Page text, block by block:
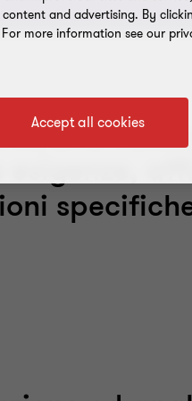
una
and advertising. By
more information see our
Accept all cookies